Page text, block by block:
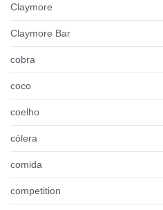
Claymore
Claymore Bar
cobra
coco
coelho
cólera
comida
competition